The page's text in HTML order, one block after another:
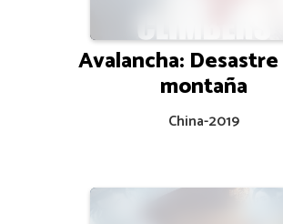
Avalancha:
montaña
China-2019